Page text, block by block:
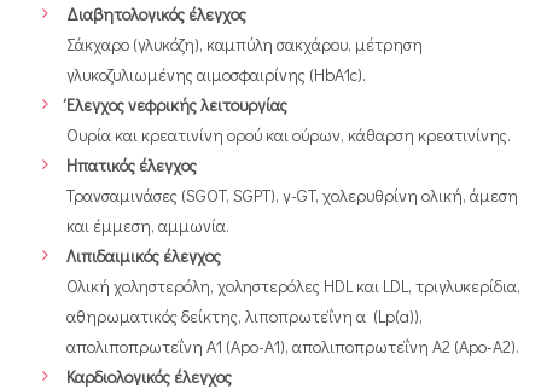
Διαβητολογικός έλεγχος
Σάκχαρο (γλυκόζη), καμπύλη σακχάρου, μέτρηση
γλυκοζυλιωμένης αιμοσφαιρίνης (HbA1c).
Έλεγχος νεφρικής λειτουργίας
Ουρία και κρεατινίνη ορού και ούρων, κάθαρση κρεατινίνης.
Ηπατικός έλεγχος
Τρανσαμινάσες (SGOT, SGPT), γ-GT, χολερυθρίνη ολική, άμεση
και έμμεση, αμμωνία.
Λιπιδαιμικός έλεγχος
Ολική χοληστερόλη, χοληστερόλες HDL και LDL, τριγλυκερίδια,
αθηρωματικός δείκτης, λιποπρωτεΐνη α (Lp(a)),
απολιποπρωτεΐνη Α1 (Apo-A1), απολιποπρωτεΐνη Α2 (Apo-A2).
Καρδιολογικός έλεγχος